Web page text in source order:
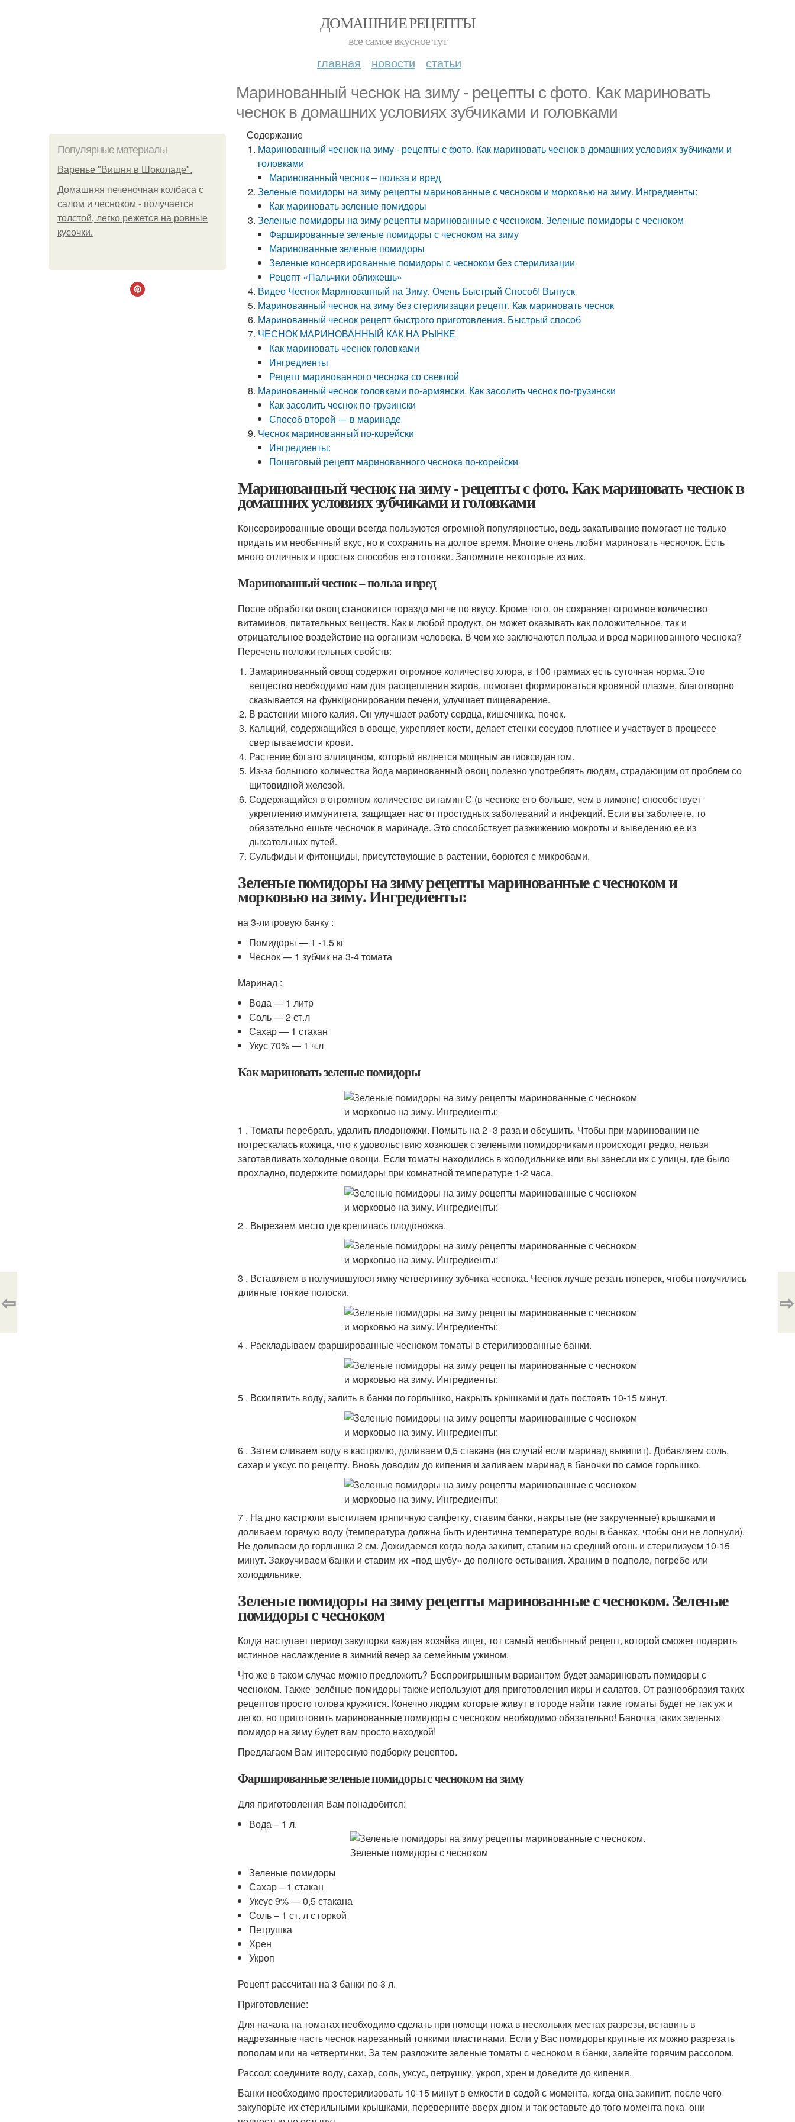
ДОМАШНИЕ РЕЦЕПТЫ
все самое вкусное тут
главная новости статьи
Маринованный чеснок на зиму - рецепты с фото. Как мариновать
чеснок в домашних условиях зубчиками и головками
Популярные материалы
Варенье "Вишня в Шоколаде".
Домашняя печеночная колбаса с
салом и чесноком - получается
толстой, легко режется на ровные
кусочки.
Содержание
Маринованный чеснок на зиму - рецепты с фото. Как мариновать чеснок в домашних условиях зубчиками и
головками
Маринованный чеснок – польза и вред
Зеленые помидоры на зиму рецепты маринованные с чесноком и морковью на зиму. Ингредиенты:
Как мариновать зеленые помидоры
Зеленые помидоры на зиму рецепты маринованные с чесноком. Зеленые помидоры с чесноком
Фаршированные зеленые помидоры с чесноком на зиму
Маринованные зеленые помидоры
Зеленые консервированные помидоры с чесноком без стерилизации
Рецепт «Пальчики оближешь»
Видео Чеснок Маринованный на Зиму. Очень Быстрый Способ! Выпуск
Маринованный чеснок на зиму без стерилизации рецепт. Как мариновать чеснок
Маринованный чеснок рецепт быстрого приготовления. Быстрый способ
ЧЕСНОК МАРИНОВАННЫЙ КАК НА РЫНКЕ
Как мариновать чеснок головками
Ингредиенты
Рецепт маринованного чеснока со свеклой
Маринованный чеснок головками по-армянски. Как засолить чеснок по-грузински
Как засолить чеснок по-грузински
Способ второй — в маринаде
Чеснок маринованный по-корейски
Ингредиенты:
Пошаговый рецепт маринованного чеснока по-корейски
Маринованный чеснок на зиму - рецепты с фото. Как мариновать чеснок в
домашних условиях зубчиками и головками
Консервированные овощи всегда пользуются огромной популярностью, ведь закатывание помогает не только
придать им необычный вкус, но и сохранить на долгое время. Многие очень любят мариновать чесночок. Есть
много отличных и простых способов его готовки. Запомните некоторые из них.
Маринованный чеснок – польза и вред
После обработки овощ становится гораздо мягче по вкусу. Кроме того, он сохраняет огромное количество
витаминов, питательных веществ. Как и любой продукт, он может оказывать как положительное, так и
отрицательное воздействие на организм человека. В чем же заключаются польза и вред маринованного чеснока?
Перечень положительных свойств:
Замаринованный овощ содержит огромное количество хлора, в 100 граммах есть суточная норма. Это
вещество необходимо нам для расщепления жиров, помогает формироваться кровяной плазме, благотворно
сказывается на функционировании печени, улучшает пищеварение.
В растении много калия. Он улучшает работу сердца, кишечника, почек.
Кальций, содержащийся в овоще, укрепляет кости, делает стенки сосудов плотнее и участвует в процессе
свертываемости крови.
Растение богато аллицином, который является мощным антиоксидантом.
Из-за большого количества йода маринованный овощ полезно употреблять людям, страдающим от проблем со
щитовидной железой.
Содержащийся в огромном количестве витамин С (в чесноке его больше, чем в лимоне) способствует
укреплению иммунитета, защищает нас от простудных заболеваний и инфекций. Если вы заболеете, то
обязательно ешьте чесночок в маринаде. Это способствует разжижению мокроты и выведению ее из
дыхательных путей.
Сульфиды и фитонциды, присутствующие в растении, борются с микробами.
Зеленые помидоры на зиму рецепты маринованные с чесноком и
морковью на зиму. Ингредиенты:
на 3-литровую банку :
Помидоры — 1 -1,5 кг
Чеснок — 1 зубчик на 3-4 томата
Маринад :
Вода — 1 литр
Соль — 2 ст.л
Сахар — 1 стакан
Укус 70% — 1 ч.л
Как мариновать зеленые помидоры
1 . Томаты перебрать, удалить плодоножки. Помыть на 2 -3 раза и обсушить. Чтобы при мариновании не
потрескалась кожица, что к удовольствию хозяюшек с зелеными помидорчиками происходит редко, нельзя
заготавливать холодные овощи. Если томаты находились в холодильнике или вы занесли их с улицы, где было
прохладно, подержите помидоры при комнатной температуре 1-2 часа.
2 . Вырезаем место где крепилась плодоножка.
3 . Вставляем в получившуюся ямку четвертинку зубчика чеснока. Чеснок лучше резать поперек, чтобы получились
длинные тонкие полоски.
4 . Раскладываем фаршированные чесноком томаты в стерилизованные банки.
5 . Вскипятить воду, залить в банки по горлышко, накрыть крышками и дать постоять 10-15 минут.
6 . Затем сливаем воду в кастрюлю, доливаем 0,5 стакана (на случай если маринад выкипит). Добавляем соль,
сахар и уксус по рецепту. Вновь доводим до кипения и заливаем маринад в баночки по самое горлышко.
7 . На дно кастрюли выстилаем тряпичную салфетку, ставим банки, накрытые (не закрученные) крышками и
доливаем горячую воду (температура должна быть идентична температуре воды в банках, чтобы они не лопнули).
Не доливаем до горлышка 2 см. Дожидаемся когда вода закипит, ставим на средний огонь и стерилизуем 10-15
минут. Закручиваем банки и ставим их «под шубу» до полного остывания. Храним в подполе, погребе или
холодильнике.
Зеленые помидоры на зиму рецепты маринованные с чесноком. Зеленые
помидоры с чесноком
Когда наступает период закупорки каждая хозяйка ищет, тот самый необычный рецепт, которой сможет подарить
истинное наслаждение в зимний вечер за семейным ужином.
Что же в таком случае можно предложить? Беспроигрышным вариантом будет замариновать помидоры с
чесноком. Также зелёные помидоры также используют для приготовления икры и салатов. От разнообразия таких
рецептов просто голова кружится. Конечно людям которые живут в городе найти такие томаты будет не так уж и
легко, но приготовить маринованные помидоры с чесноком необходимо обязательно! Баночка таких зеленых
помидор на зиму будет вам просто находкой!
Предлагаем Вам интересную подборку рецептов.
Фаршированные зеленые помидоры с чесноком на зиму
Для приготовления Вам понадобится:
Вода – 1 л.
Зеленые помидоры
Сахар – 1 стакан
Уксус 9% — 0,5 стакана
Соль – 1 ст. л с горкой
Петрушка
Хрен
Укроп
Рецепт рассчитан на 3 банки по 3 л.
Приготовление:
Для начала на томатах необходимо сделать при помощи ножа в нескольких местах разрезы, вставить в
надрезанные часть чеснок нарезанный тонкими пластинами. Если у Вас помидоры крупные их можно разрезать
пополам или на четвертинки. За тем разложите зеленые томаты с чесноком в банки, залейте горячим рассолом.
Рассол: соедините воду, сахар, соль, уксус, петрушку, укроп, хрен и доведите до кипения.
Банки необходимо простерилизовать 10-15 минут в емкости в содой с момента, когда она закипит, после чего
закупорьте их стерильными крышками, переверните вверх дном и так оставьте до того момента пока они
⇦ ⇨